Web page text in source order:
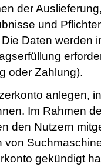
der
und
Daten werden
oder Zahlung).
anlegen,
Im Rahmen
den Nutzern
gekündigt